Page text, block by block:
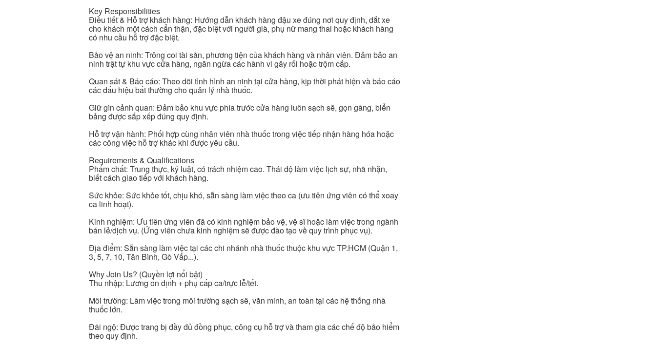
Key Responsibilities
Điều tiết & Hỗ trợ khách hàng: Hướng dẫn khách hàng đậu xe đúng nơi quy định, dắt xe
cho khách một cách cẩn thận, đặc biệt với người già, phụ nữ mang thai hoặc khách hàng
có nhu cầu hỗ trợ đặc biệt.
Bảo vệ an ninh: Trông coi tài sản, phương tiện của khách hàng và nhân viên. Đảm bảo an
ninh trật tự khu vực cửa hàng, ngăn ngừa các hành vi gây rối hoặc trộm cắp.
Quan sát & Báo cáo: Theo dõi tình hình an ninh tại cửa hàng, kịp thời phát hiện và báo cáo
các dấu hiệu bất thường cho quản lý nhà thuốc.
Giữ gìn cảnh quan: Đảm bảo khu vực phía trước cửa hàng luôn sạch sẽ, gọn gàng, biển
bảng được sắp xếp đúng quy định.
Hỗ trợ vận hành: Phối hợp cùng nhân viên nhà thuốc trong việc tiếp nhận hàng hóa hoặc
các công việc hỗ trợ khác khi được yêu cầu.
Requirements & Qualifications
Phẩm chất: Trung thực, kỷ luật, có trách nhiệm cao. Thái độ làm việc lịch sự, nhã nhặn,
biết cách giao tiếp với khách hàng.
Sức khỏe: Sức khỏe tốt, chịu khó, sẵn sàng làm việc theo ca (ưu tiên ứng viên có thể xoay
ca linh hoạt).
Kinh nghiệm: Ưu tiên ứng viên đã có kinh nghiệm bảo vệ, vệ sĩ hoặc làm việc trong ngành
bán lẻ/dịch vụ. (Ứng viên chưa kinh nghiệm sẽ được đào tạo về quy trình phục vụ).
Địa điểm: Sẵn sàng làm việc tại các chi nhánh nhà thuốc thuộc khu vực TP.HCM (Quận 1,
3, 5, 7, 10, Tân Bình, Gò Vấp...).
Why Join Us? (Quyền lợi nổi bật)
Thu nhập: Lương ổn định + phụ cấp ca/trực lễ/tết.
Môi trường: Làm việc trong môi trường sạch sẽ, văn minh, an toàn tại các hệ thống nhà
thuốc lớn.
Đãi ngộ: Được trang bị đầy đủ đồng phục, công cụ hỗ trợ và tham gia các chế độ bảo hiểm
theo quy định.